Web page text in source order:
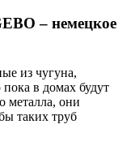
– немецкое
из чугуна,
в домах будут
металла, они
таких труб